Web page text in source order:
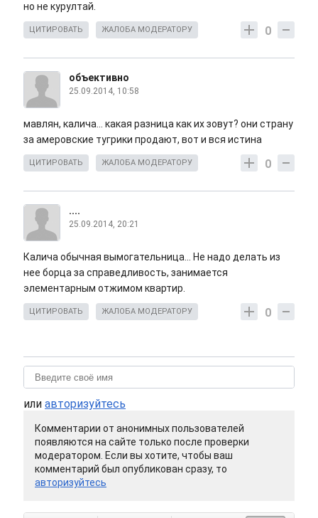
но не курултай.
0
ЦИТИРОВАТЬ ЖАЛОБА МОДЕРАТОРУ
объективно
25.09.2014, 10:58
мавлян, калича... какая разница как их зовут? они страну
за амеровские тугрики продают, вот и вся истина
0
ЦИТИРОВАТЬ ЖАЛОБА МОДЕРАТОРУ
....
25.09.2014, 20:21
Калича обычная вымогательница... Не надо делать из
нее борца за справедливость, занимается
элементарным отжимом квартир.
0
ЦИТИРОВАТЬ ЖАЛОБА МОДЕРАТОРУ
или авторизуйтесь
Комментарии от анонимных пользователей
появляются на сайте только после проверки
модератором. Если вы хотите, чтобы ваш
комментарий был опубликован сразу, то
авторизуйтесь